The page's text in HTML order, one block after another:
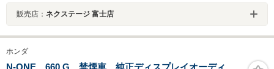
販売店： ネクステージ 富士店
ホンダ